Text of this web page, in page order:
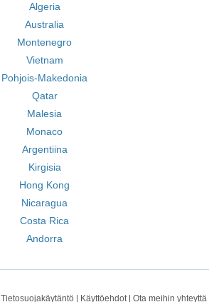
Algeria
Australia
Montenegro
Vietnam
Pohjois-Makedonia
Qatar
Malesia
Monaco
Argentiina
Kirgisia
Hong Kong
Nicaragua
Costa Rica
Andorra
Tietosuojakäytäntö Käyttöehdot| Ota meihin yhteyttä